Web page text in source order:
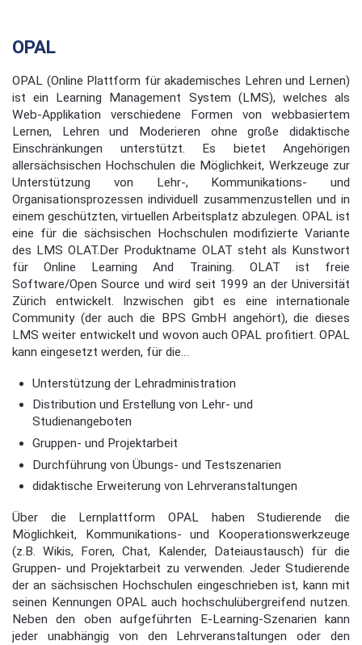
OPAL
OPAL (Online Plattform für akademisches Lehren und Lernen)
ist ein Learning Management System (LMS), welches als
Web-Applikation verschiedene Formen von webbasiertem
Lernen, Lehren und Moderieren ohne große didaktische
Einschränkungen unterstützt. Es bietet Angehörigen
allersächsischen Hochschulen die Möglichkeit, Werkzeuge zur
Unterstützung von Lehr-, Kommunikations- und
Organisationsprozessen individuell zusammenzustellen und in
einem geschützten, virtuellen Arbeitsplatz abzulegen. OPAL ist
eine für die sächsischen Hochschulen modifizierte Variante
des LMS OLAT.Der Produktname OLAT steht als Kunstwort
für Online Learning And Training. OLAT ist freie
Software/Open Source und wird seit 1999 an der Universität
Zürich entwickelt. Inzwischen gibt es eine internationale
Community (der auch die BPS GmbH angehört), die dieses
LMS weiter entwickelt und wovon auch OPAL profitiert. OPAL
kann eingesetzt werden, für die…
Unterstützung der Lehradministration
Distribution und Erstellung von Lehr- und
Studienangeboten
Gruppen- und Projektarbeit
Durchführung von Übungs- und Testszenarien
didaktische Erweiterung von Lehrveranstaltungen
Über die Lernplattform OPAL haben Studierende die
Möglichkeit, Kommunikations- und Kooperationswerkzeuge
(z.B. Wikis, Foren, Chat, Kalender, Dateiaustausch) für die
Gruppen- und Projektarbeit zu verwenden. Jeder Studierende
der an sächsischen Hochschulen eingeschrieben ist, kann mit
seinen Kennungen OPAL auch hochschulübergreifend nutzen.
Neben den oben aufgeführten E-Learning-Szenarien kann
jeder unabhängig von den Lehrveranstaltungen oder den